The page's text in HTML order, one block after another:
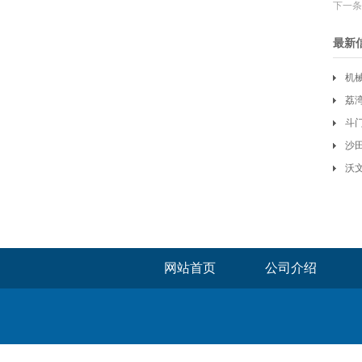
下一
最新
机
荔
斗
沙
沃
网站首页 公司介绍